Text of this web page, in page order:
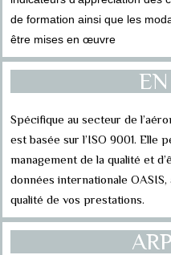
de formation ainsi que les
être mises en œuvre
Spécifique au secteur de
est basée sur l’ISO 9001.
management de la qualité et
données internationale
qualité de vos prestations.